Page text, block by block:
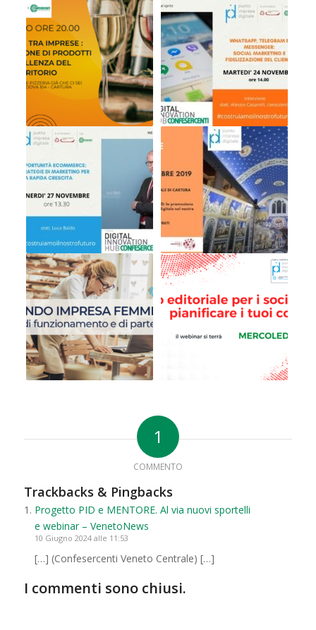
1
COMMENTO
Trackbacks & Pingbacks
Progetto PID e MENTORE. Al via nuovi sportelli
e webinar – VenetoNews
10 Giugno 2024 alle 11:53
[…] (Confesercenti Veneto Centrale) […]
I commenti sono chiusi.